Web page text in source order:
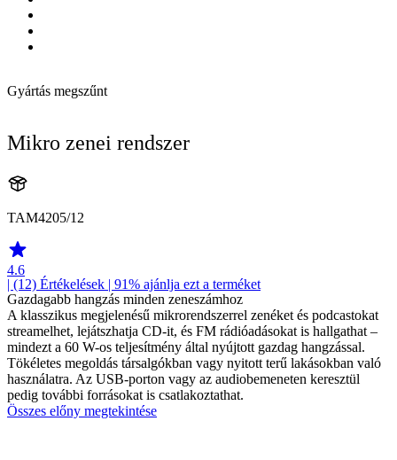
Gyártás megszűnt
Mikro zenei rendszer
TAM4205/12
4.6
| (12) Értékelések | 91% ajánlja ezt a terméket
Gazdagabb hangzás minden zeneszámhoz
A klasszikus megjelenésű mikrorendszerrel zenéket és podcastokat
streamelhet, lejátszhatja CD-it, és FM rádióadásokat is hallgathat –
mindezt a 60 W-os teljesítmény által nyújtott gazdag hangzással.
Tökéletes megoldás társalgókban vagy nyitott terű lakásokban való
használatra. Az USB-porton vagy az audiobemeneten keresztül
pedig további forrásokat is csatlakoztathat.
Összes előny megtekintése